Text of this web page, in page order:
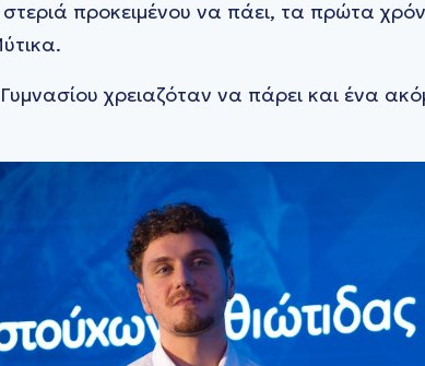
προκειμένου να πάει, τα πρώτα
χρειαζόταν να πάρει και ένα